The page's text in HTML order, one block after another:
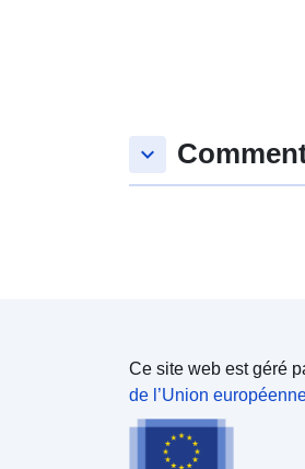
keyboard_arrow_down
Ce site web est géré
de l’Union